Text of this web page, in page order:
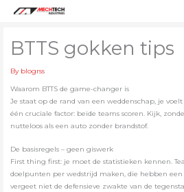
BTTS gokken tips
By blogrss
Waarom BTTS de game-changer is
Je staat op de rand van een weddenschap, je
één cruciale factor: beide teams scoren. Kijk,
nutteloos als een auto zonder brandstof.
De basisregels – geen giswerk
First thing first: je moet de statistieken kennen.
doelpunten per wedstrijd maken, die hebben een
vergeet niet de defensieve zwakte van de